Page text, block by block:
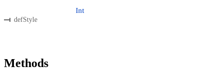
defStyle
Int
Methods